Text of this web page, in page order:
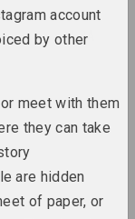
account
by other
meet with them
they can take
are hidden
of paper, or